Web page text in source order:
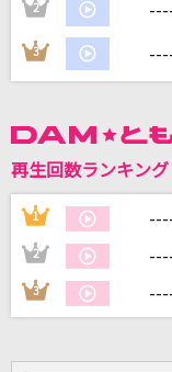
カ
2
3
再生回数ランキング
1
2
3